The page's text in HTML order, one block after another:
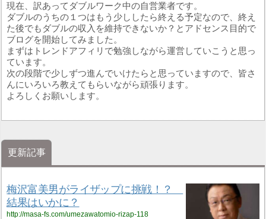
現在、訳あってダブルワーク中の自営業者です。
ダブルのうちの１つはもう少ししたら終える予定なので、終え
た後でもダブルの収入を維持できないか？とアドセンス目的で
ブログを開始してみました。
まずはトレンドアフィリで勉強しながら運営していこうと思っ
ています。
次の段階で少しずつ進んでいけたらと思っていますので、皆さ
んにいろいろ教えてもらいながら頑張ります。
よろしくお願いします。
更新記事
梅沢富美男がライザップに挑戦！？
結果はいかに？
http://masa-fs.com/umezawatomio-rizap-118